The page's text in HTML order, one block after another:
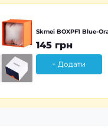
Skmei BOXPF1 Blue-
145 грн
+ Додати